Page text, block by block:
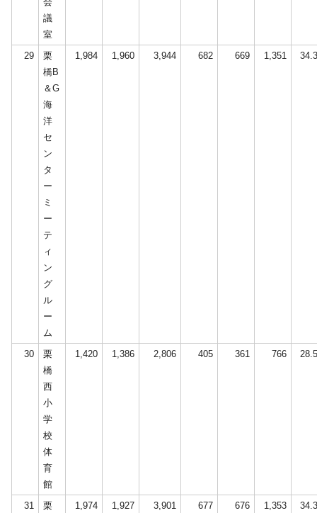
議
室
29
栗
橋B
＆G
海
洋
セ
ン
タ
ー
ミ
ー
テ
ィ
ン
グ
ル
ー
ム
1,984 1,960 3,944 682 669 1,351
30
栗
橋
西
小
学
校
体
育
館
1,420 1,386 2,806 405 361 766
31 栗 1,974 1,927 3,901 677 676 1,353